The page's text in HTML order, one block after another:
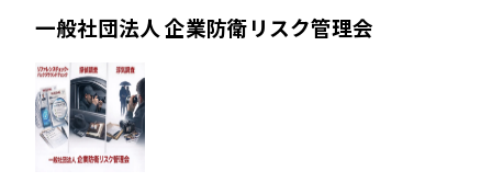
一般社団法人 企業防衛リスク管理会